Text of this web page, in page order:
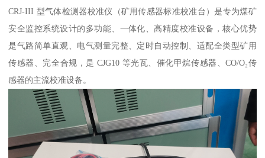
CRJ-III 型气体检测器校准仪（矿用传感器标准校准台）是专为煤矿
安全监控系统设计的多功能、一体化、高精度校准设备，核心优势
是气路简单直观、电气测量完整、定时自动控制、适配全类型矿用
传感器、完全合规，是 CJG10 等光瓦、催化甲烷传感器、CO/O₂传
感器的主流校准设备。